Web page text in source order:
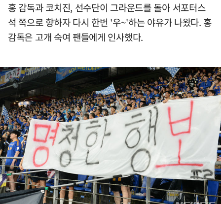
홍 감독과 코치진, 선수단이 그라운드를 돌아 서포터스
석 쪽으로 향하자 다시 한번 '우~'하는 야유가 나왔다. 홍
감독은 고개 숙여 팬들에게 인사했다.